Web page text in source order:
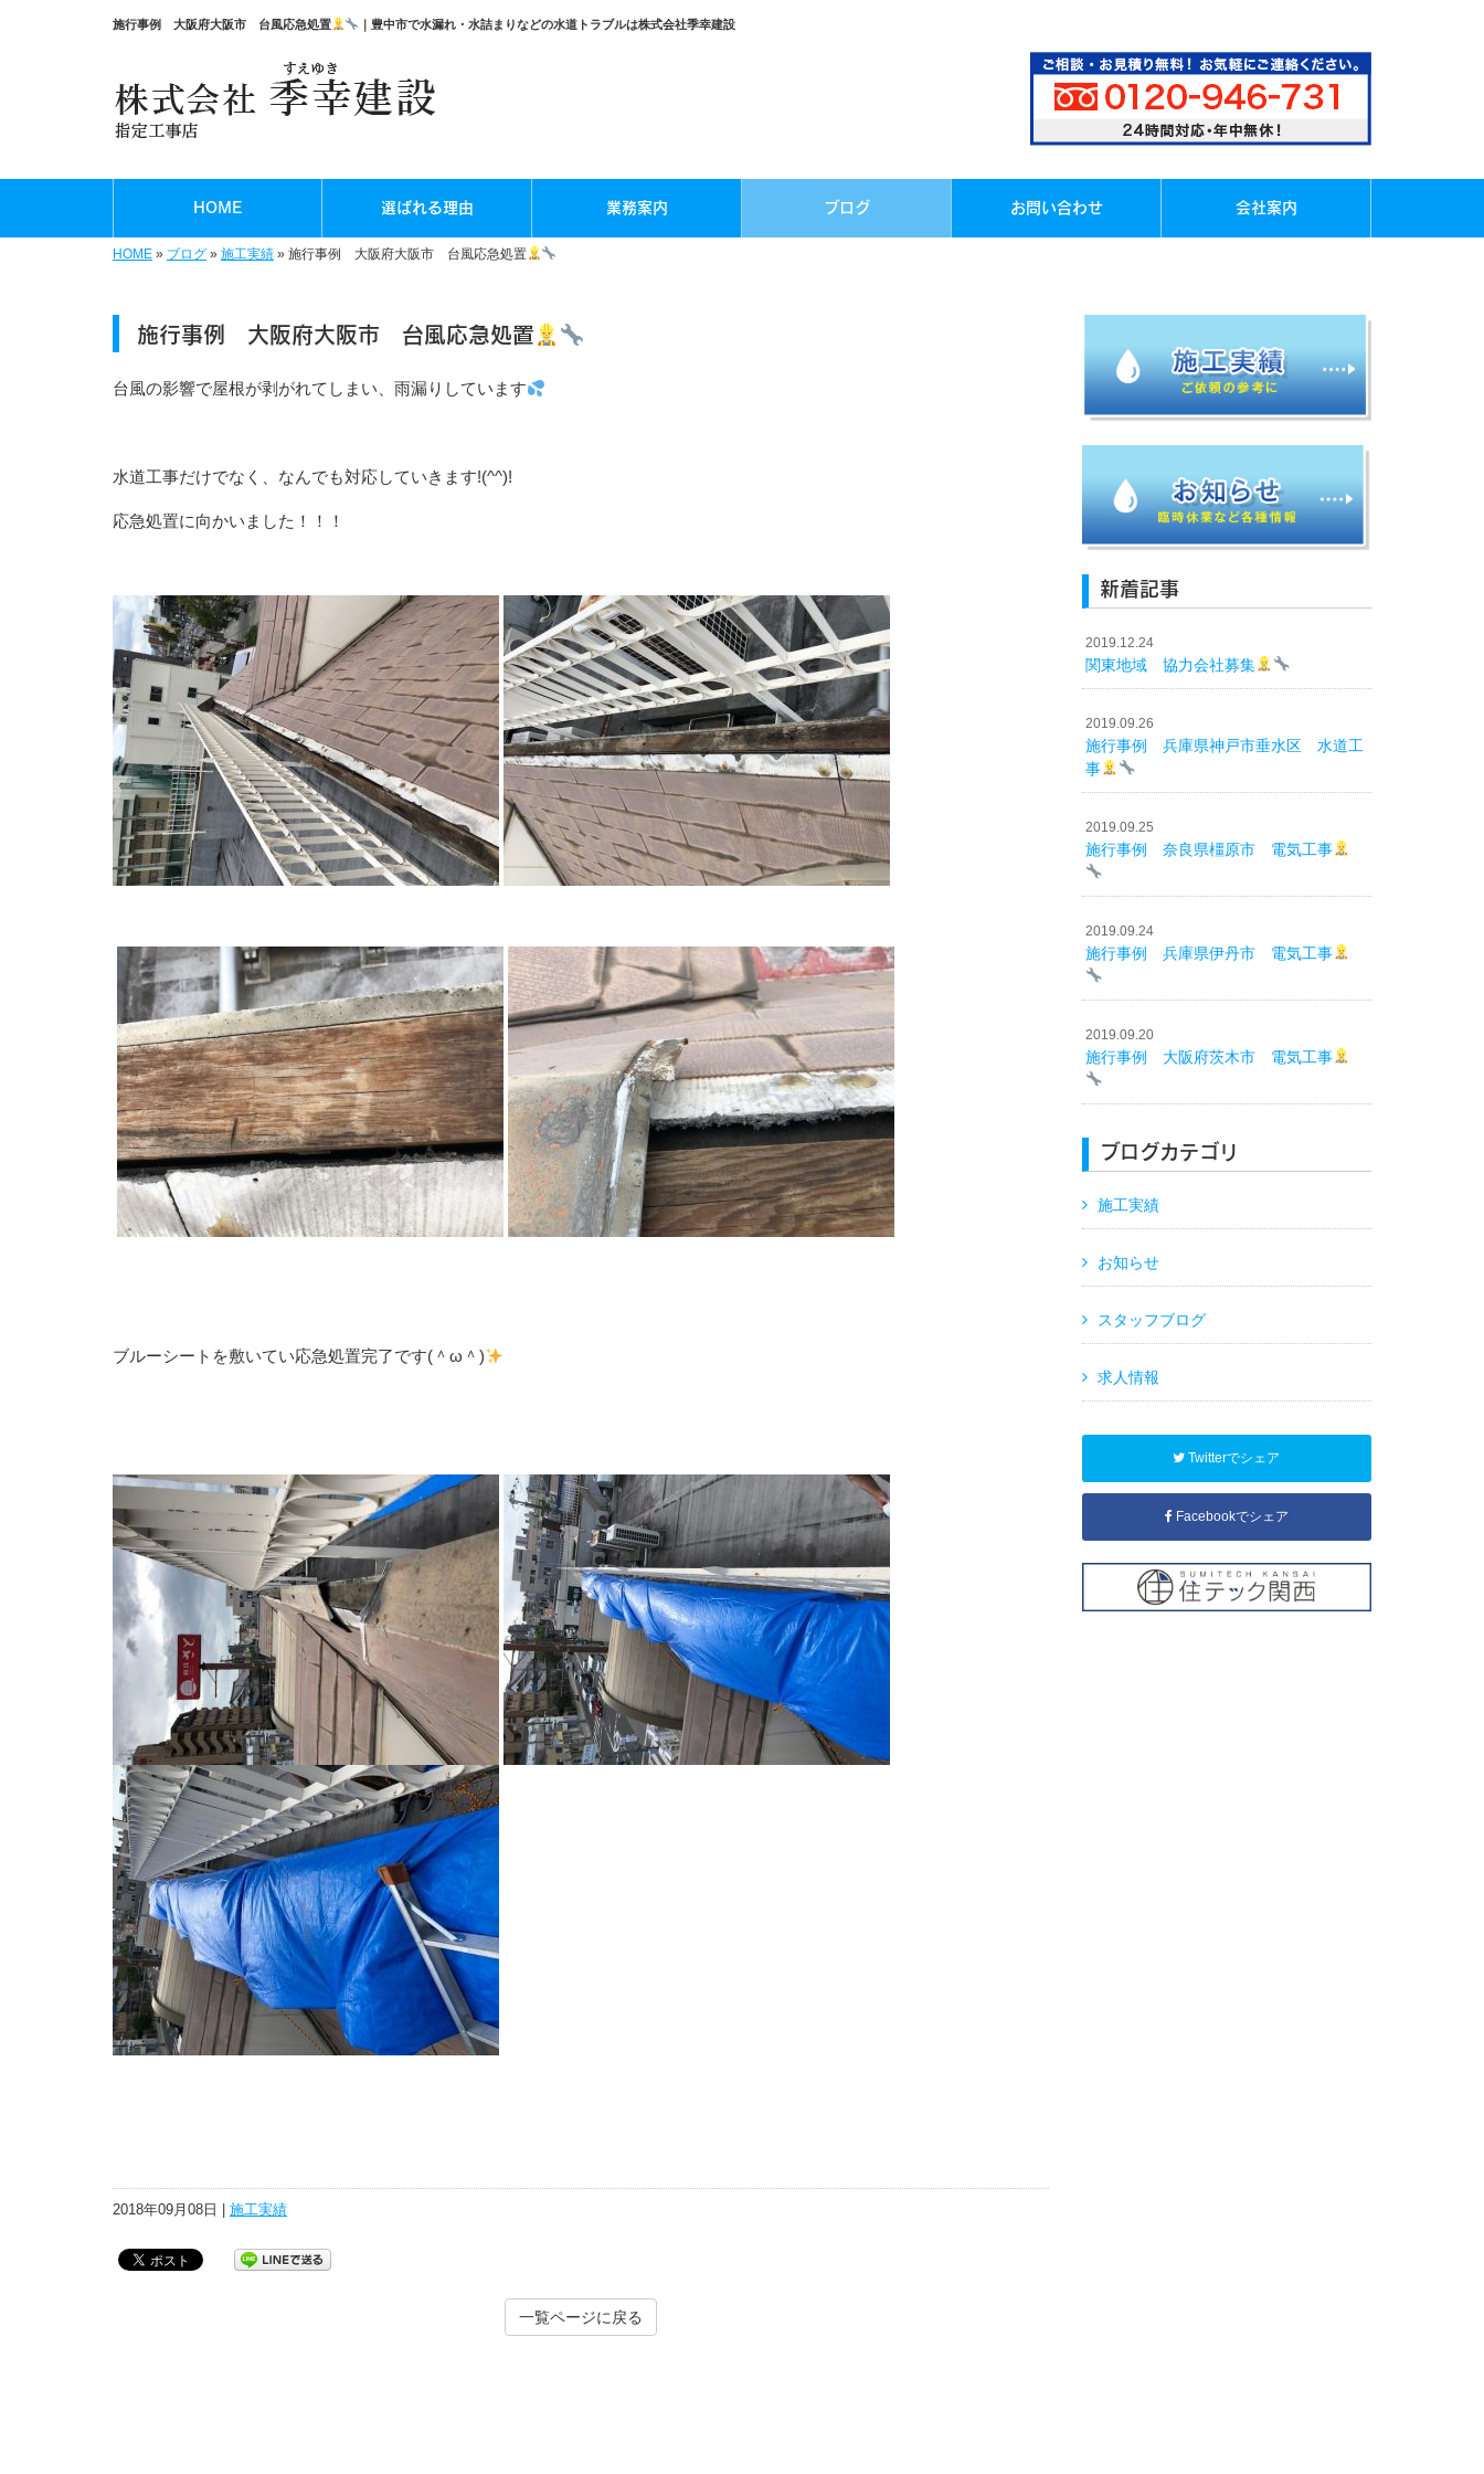
施行事例 大阪府大阪市 台風応急処置 ｜豊中市で水漏れ・水詰まりなどの水道トラブルは株式会社季幸建設
HOME 選ばれる理由 業務案内 ブログ お問い合わせ 会社案内
HOME » ブログ » 施工実績 » 施行事例 大阪府大阪市 台風応急処置
施行事例 大阪府大阪市 台風応急処置
台風の影響で屋根が剥がれてしまい、雨漏りしています
水道工事だけでなく、なんでも対応していきます!(^^)!
応急処置に向かいました！！！
ブルーシートを敷いてい応急処置完了です(＾ω＾)
2018年09月08日 | 施工実績
一覧ページに戻る
新着記事
2019.12.24
関東地域 協力会社募集
2019.09.26
施行事例 兵庫県神戸市垂水区 水道工
事
2019.09.25
施行事例 奈良県橿原市 電気工事
2019.09.24
施行事例 兵庫県伊丹市 電気工事
2019.09.20
施行事例 大阪府茨木市 電気工事
ブログカテゴリ
施工実績
お知らせ
スタッフブログ
求人情報
Twitterでシェア
Facebookでシェア